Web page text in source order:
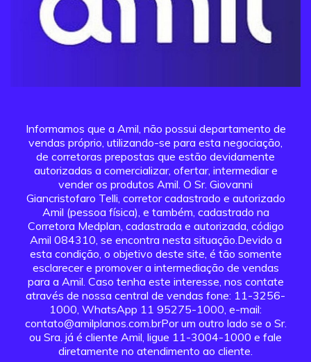
Informamos que a Amil, não possui departamento de
vendas próprio, utilizando-se para esta negociação,
de corretoras prepostas que estão devidamente
autorizadas a comercializar, ofertar, intermediar e
vender os produtos Amil. O Sr. Giovanni
Giancristofaro Telli, corretor cadastrado e autorizado
Amil (pessoa física), e também, cadastrado na
Corretora Medplan, cadastrada e autorizada, código
Amil 084310, se encontra nesta situação.Devido a
esta condição, o objetivo deste site, é tão somente
esclarecer e promover a intermediação de vendas
para a Amil. Caso tenha este interesse, nos contate
através de nossa central de vendas fone: 11-3256-
1000, WhatsApp 11 95275-1000, e-mail:
contato@amilplanos.com.brPor um outro lado se o Sr.
ou Sra. já é cliente Amil, ligue 11-3004-1000 e fale
diretamente no atendimento ao cliente.